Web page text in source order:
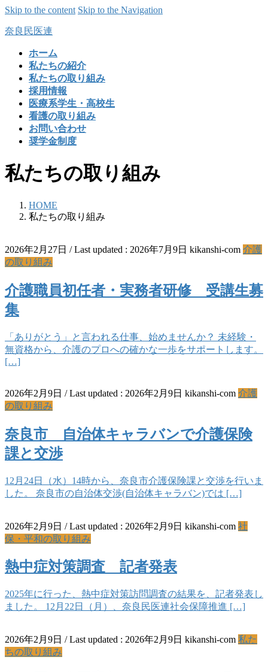
Skip to the content Skip to the Navigation
奈良民医連
ホーム
私たちの紹介
私たちの取り組み
採用情報
医療系学生・高校生
看護の取り組み
お問い合わせ
奨学金制度
私たちの取り組み
HOME
私たちの取り組み
2026年2月27日 / Last updated : 2026年7月9日 kikanshi-com 介護
の取り組み
介護職員初任者・実務者研修 受講生募
集
「ありがとう」と言われる仕事、始めませんか？ 未経験・
無資格から、介護のプロへの確かな一歩をサポートします。
[…]
2026年2月9日 / Last updated : 2026年2月9日 kikanshi-com 介護
の取り組み
奈良市 自治体キャラバンで介護保険
課と交渉
12月24日（水）14時から、奈良市介護保険課と交渉を行いま
した。 奈良市の自治体交渉(自治体キャラバン)では […]
2026年2月9日 / Last updated : 2026年2月9日 kikanshi-com 社
保・平和の取り組み
熱中症対策調査 記者発表
2025年に行った、熱中症対策訪問調査の結果を、記者発表し
ました。 12月22日（月）、奈良民医連社会保障推進 […]
2026年2月9日 / Last updated : 2026年2月9日 kikanshi-com 私た
ちの取り組み